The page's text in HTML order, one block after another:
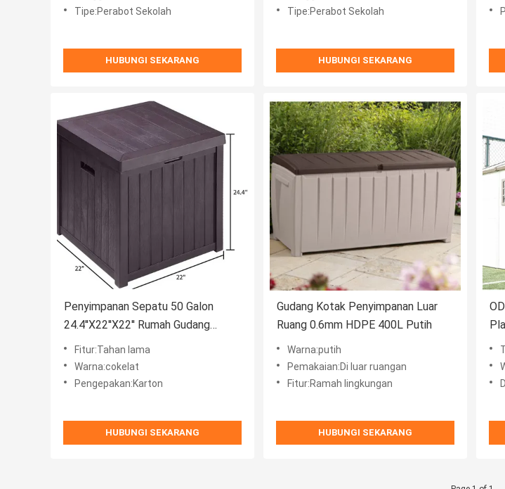
Tipe:Perabot Sekolah
HUBUNGI SEKARANG
Tipe:Perabot Sekolah
HUBUNGI SEKARANG
Penyimpanan Sepatu 50 Galon
24.4''X22''X22'' Rumah Gudang
Plastik
Fitur:Tahan lama
Warna:cokelat
Pengepakan:Karton
HUBUNGI SEKARANG
Gudang Kotak Penyimpanan Luar
Ruang 0.6mm HDPE 400L Putih
Warna:putih
Pemakaian:Di luar ruangan
Fitur:Ramah lingkungan
HUBUNGI SEKARANG